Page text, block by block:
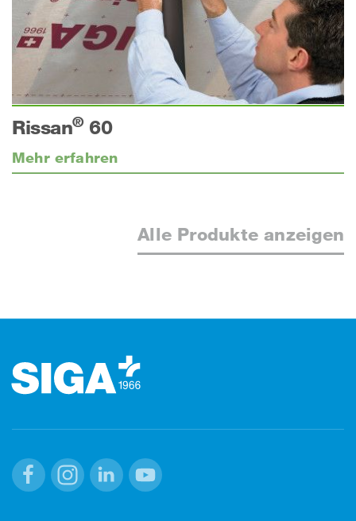
Rissan®60
Mehr erfahren
Alle Produkte anzeigen